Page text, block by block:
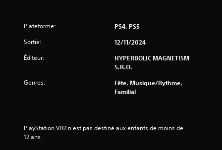
Plateforme: PS4, PS5
Sortie: 12/11/2024
Éditeur:
HYPERBOLIC MAGNETISM
S.R.O.
Genres:
Fête, Musique/Rythme,
Familial
PlayStation VR2 n'est pas destiné aux enfants de moins de
12 ans.